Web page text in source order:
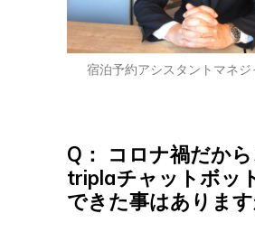
宿泊予約アシスタントマネジ
Q： コロナ禍だか
triplaチャットボッ
できた事はありま